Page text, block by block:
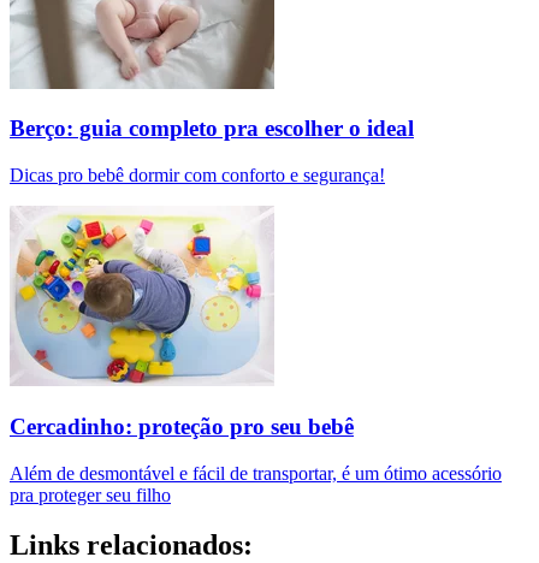
Berço: guia completo pra escolher o ideal
Dicas pro bebê dormir com conforto e segurança!
Cercadinho: proteção pro seu bebê
Além de desmontável e fácil de transportar, é um ótimo acessório
pra proteger seu filho
Links relacionados: